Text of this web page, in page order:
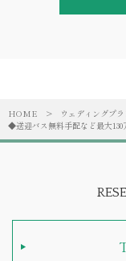
HOME >
ウェディングプラ
◆送迎バス無料手配など最大